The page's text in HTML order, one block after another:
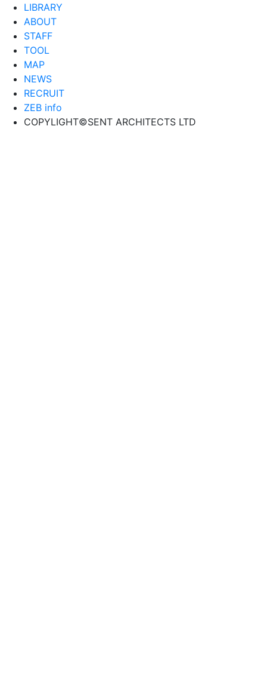
LIBRARY
ABOUT
STAFF
TOOL
MAP
NEWS
RECRUIT
ZEB info
COPYLIGHT©SENT ARCHITECTS LTD